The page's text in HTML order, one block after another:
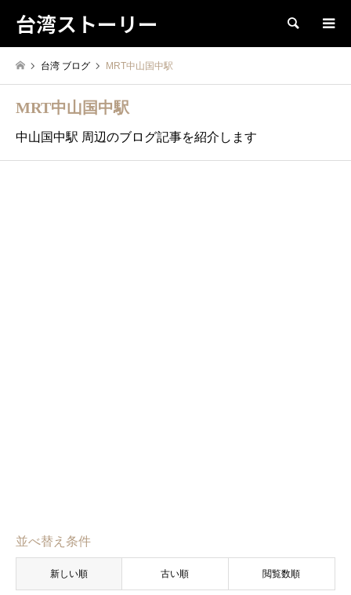
台湾ストーリー 検索
台湾 ブログ MRT中山国中駅
MRT中山国中駅
中山国中駅 周辺のブログ記事を紹介します
並べ替え条件
新しい順 古い順 閲覧数順